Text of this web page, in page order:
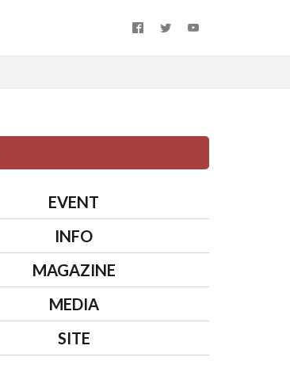
EVENT
INFO
MAGAZINE
MEDIA
SITE